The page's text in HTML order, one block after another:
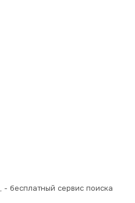
- бесплатный сервис поиска